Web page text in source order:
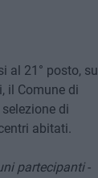
al 21° posto, su
il Comune di
di
abitati.
partecipanti-